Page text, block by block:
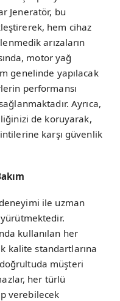
Jeneratör, bu
hem cihaz
arızaların
motor yağ
genelinde yapılacak
performansı
Ayrıca,
de koruyarak,
karşı güvenlik
ile uzman
kullanılan her
kalite standartlarına
müşteri
her türlü
verebilecek